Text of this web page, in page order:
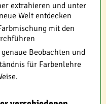
extrahieren und unter
Welt entdecken
mit den
Beobachten und
für Farbenlehre